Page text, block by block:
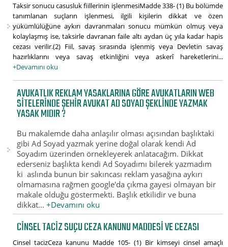
Taksir sonucu casusluk fiillerinin işlenmesiMadde 338- (1) Bu bölümde
tanımlanan suçların işlenmesi, ilgili kişilerin dikkat ve özen
yükümlülüğüne aykırı davranmaları sonucu mümkün olmuş veya
kolaylaşmış ise, taksirle davranan faile altı aydan üç yıla kadar hapis
cezası verilir.(2) Fiil, savaş sırasında işlenmiş veya Devletin savaş
hazırlıklarını veya savaş etkinliğini veya askerî hareketlerini...
+Devamını oku
AVUKATLIK REKLAM YASAKLARINA GÖRE AVUKATLARIN WEB
SITELERINDE ŞEHİR AVUKAT AD SOYAD ŞEKLINDE YAZMAK
YASAK MIDIR ?
Bu makalemde daha anlaşılır olması açısından başlıktaki
gibi Ad Soyad yazmak yerine doğal olarak kendi Ad
Soyadım üzerinden örnekleyerek anlatacağım. Dikkat
ederseniz başlıkta kendi Ad Soyadımı bilerek yazmadım
ki aslında bunun bir sakıncası reklam yasağına aykırı
olmamasına rağmen google'da çıkma gayesi olmayan bir
makale olduğu göstermekti. Başlık etkilidir ve buna
dikkat...+Devamını oku
CINSEL TACIZ SUÇU CEZA KANUNU MADDESI VE CEZASI
Cinsel tacizCeza kanunu Madde 105- (1) Bir kimseyi cinsel amaçlı